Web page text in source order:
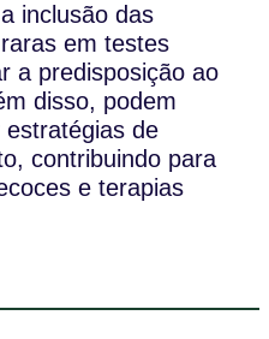
inclusão das
em testes
a predisposição ao
disso, podem
de
contribuindo para
e terapias